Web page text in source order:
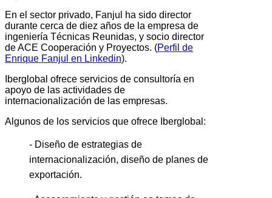
En el sector privado, Fanjul ha sido director
durante cerca de diez años de la empresa de
ingeniería Técnicas Reunidas, y socio director
de ACE Cooperación y Proyectos. (Perfil de
Enrique Fanjul en Linkedin).
Iberglobal ofrece servicios de consultoría en
apoyo de las actividades de
internacionalización de las empresas.
Algunos de los servicios que ofrece Iberglobal:
- Diseño de estrategias de
internacionalización, diseño de planes de
exportación.